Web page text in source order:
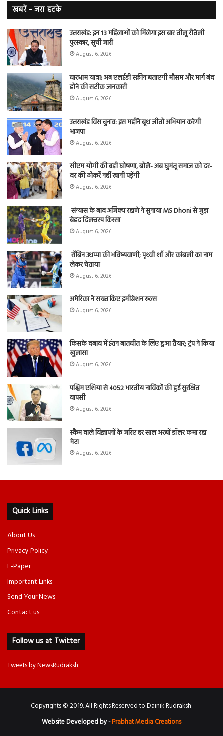
कैंसर का
शिकार
खबरें – जरा हटके
उत्तराखंड: इन 13 महिलाओं को मिलेगा इस बार तीलू रौतेली
पुरस्कार, सूची जारी
August 6, 2026
चारधाम यात्रा: अब एलईडी स्क्रीन बताएगी मौसम और मार्ग बंद
होने की सटीक जानकारी
August 6, 2026
उत्तराखंड विस चुनाव: इस महीने बूथ जीतो अभियान करेगी
भाजपा
August 6, 2026
सीएम योगी की बड़ी घोषणा, बोले- अब घुमंतू समाज को दर-
दर की ठोकरें नहीं खानी पड़ेंगी
August 6, 2026
संन्यास के बाद अजिंक्‍य रहाणे ने सुनाया MS Dhoni से जुड़ा
बेहद दिलचस्प किस्सा
August 6, 2026
रॉबिन उथप्पा की भविष्यवाणी; पृथ्वी शॉ और कांबली का नाम
लेकर चेताया
August 6, 2026
अमेरिका ने सख्त किए इमीग्रेशन रूल्स
August 6, 2026
किसके दबाव में ईरान बातचीत के लिए हुआ तैयार; ट्रंप ने किया
खुलासा
August 6, 2026
पश्चिम एशिया से 4052 भारतीय नाविकों की हुई सुरक्षित
वापसी
August 6, 2026
स्कैम वाले विज्ञापनों के जरिए हर साल अरबों डॉलर कमा रहा
मेटा
August 6, 2026
Quick Links
About Us
Privacy Policy
E-Paper
Important Links
Send Your News
Contact us
Follow us at Twitter
Tweets by NewsRudraksh
Copyrights © 2019. All Rights Reserved to Dainik Rudraksh.
Website Developed by -Prabhat Media Creations